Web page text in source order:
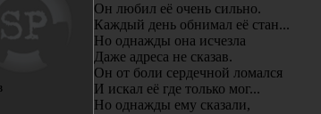
3
Он любил её очень сильно.
Каждый день обнимал её стан...
Но однажды она исчезла
Даже адреса не сказав.
Он от боли сердечной ломался
И искал её где только мог...
Но однажды ему сказали,